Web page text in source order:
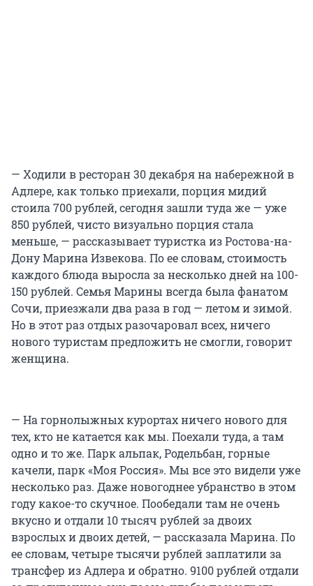
— Ходили в ресторан 30 декабря на набережной в
Адлере, как только приехали, порция мидий
стоила 700 рублей, сегодня зашли туда же — уже
850 рублей, чисто визуально порция стала
меньше, — рассказывает туристка из Ростова-на-
Дону Марина Извекова. По ее словам, стоимость
каждого блюда выросла за несколько дней на 100-
150 рублей. Семья Марины всегда была фанатом
Сочи, приезжали два раза в год — летом и зимой.
Но в этот раз отдых разочаровал всех, ничего
нового туристам предложить не смогли, говорит
женщина.
— На горнолыжных курортах ничего нового для
тех, кто не катается как мы. Поехали туда, а там
одно и то же. Парк альпак, Родельбан, горные
качели, парк «Моя Россия». Мы все это видели уже
несколько раз. Даже новогоднее убранство в этом
году какое-то скучное. Пообедали там не очень
вкусно и отдали 10 тысяч рублей за двоих
взрослых и двоих детей, — рассказала Марина. По
ее словам, четыре тысячи рублей заплатили за
трансфер из Адлера и обратно. 9100 рублей отдали